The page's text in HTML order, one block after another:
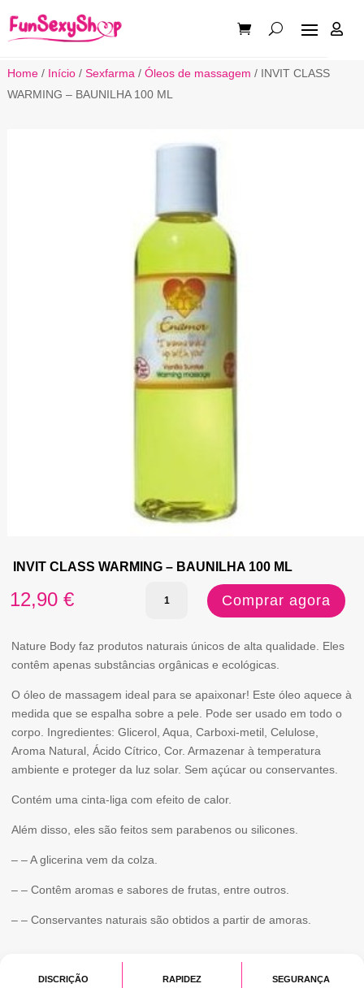

Home/ Início/ Sexfarma / Óleos de massagem / INVIT CLASS
WARMING – BAUNILHA 100 ML
INVIT CLASS WARMING – BAUNILHA 100 ML
12,90 €
Quantidade
INVIT
CLASS
WARMING
BAUNILHA
100
ML
Comprar agora
Nature Body faz produtos naturais únicos de alta qualidade. Eles
contêm apenas substâncias orgânicas e ecológicas.
O óleo de massagem ideal para se apaixonar! Este óleo aquece à
medida que se espalha sobre a pele. Pode ser usado em todo o
corpo. Ingredientes: Glicerol, Aqua, Carboxi-metil, Celulose,
Aroma Natural, Ácido Cítrico, Cor. Armazenar à temperatura
ambiente e proteger da luz solar. Sem açúcar ou conservantes.
Contém uma cinta-liga com efeito de calor.
Além disso, eles são feitos sem parabenos ou silicones.
– – A glicerina vem da colza.
– – Contêm aromas e sabores de frutas, entre outros.
– – Conservantes naturais são obtidos a partir de amoras.
DISCRIÇÃO RAPIDEZ SEGURANÇA